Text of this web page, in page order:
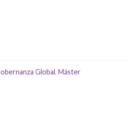
Global, Máster